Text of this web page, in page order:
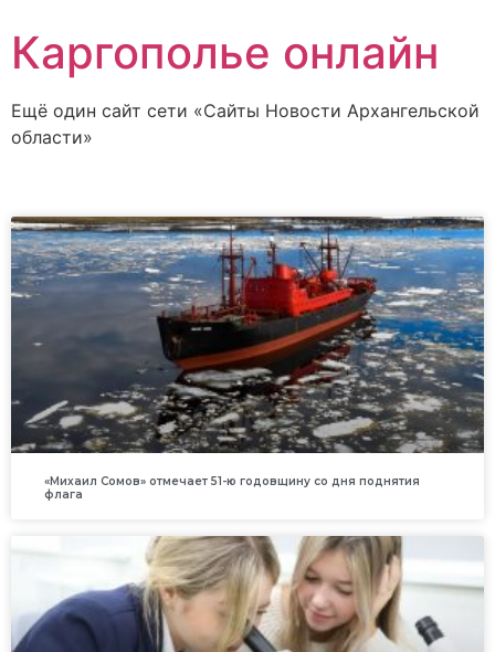
Каргополье онлайн
Ещё один сайт сети «Сайты Новости Архангельской
области»
«Михаил Сомов» отмечает 51-ю годовщину со дня поднятия
флага